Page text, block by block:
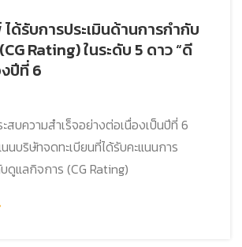
ด้รับการประเมินด้านการกำกับ
Rating) ในระดับ 5 ดาว “ดี
ปีที่ 6
สบความสำเร็จอย่างต่อเนื่องเป็นปีที่ 6
นบริษัทจดทะเบียนที่ได้รับคะแนนการ
ดูแลกิจการ (CG Rating)